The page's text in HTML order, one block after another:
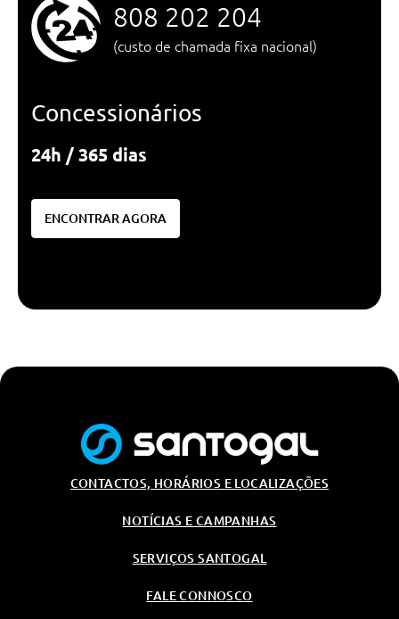
808 202 204
(custo de chamada fixa nacional)
Concessionários
24h / 365 dias
ENCONTRAR AGORA
CONTACTOS, HORÁRIOS E LOCALIZAÇÕES
NOTÍCIAS E CAMPANHAS
SERVIÇOS SANTOGAL
FALE CONNOSCO